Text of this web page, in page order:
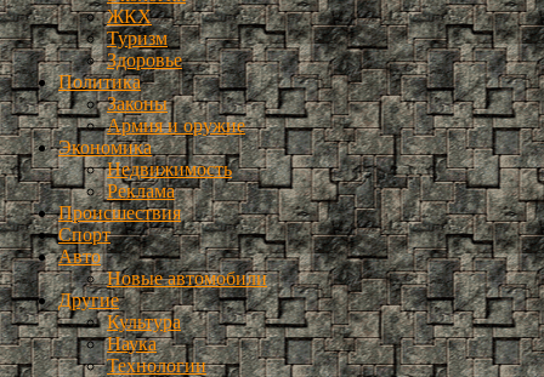
ЖКХ
Туризм
Здоровье
Политика
Законы
Армия и оружие
Экономика
Недвижимость
Реклама
Происшествия
Спорт
Авто
Новые автомобили
Другие
Культура
Наука
Технологии